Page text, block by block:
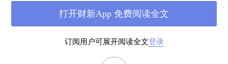
当年，我也在这场聚会中，作为年轻的财经记者，谈
量，这家曾经挺过大萧条的公司最高价172.69美元
——事后披露的资料来看，这成交背后凝聚了美国财
订阅用户可展开阅读全文登录
打开财新App 免费阅读全文